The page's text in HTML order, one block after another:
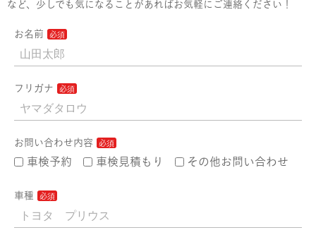
など、少しでも気になることがあればお気軽にご連絡ください！
お名前
フリガナ
お問い合わせ内容
車検予約 車検見積もり その他お問い合わせ
車種